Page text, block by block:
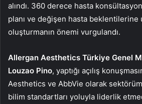
alındı. 360 derece hasta
planı ve değişen hasta beklentilerine
oluşturmanın önemi vurgulandı.
Allergan Aesthetics Türkiye Genel
Louzao Pino, yaptığı açılış
Aesthetics ve AbbVie olarak
bilim standartları yoluyla liderlik